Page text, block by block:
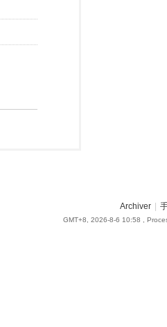
Archiver
GMT+8, 2026-8-6 10:58 ,